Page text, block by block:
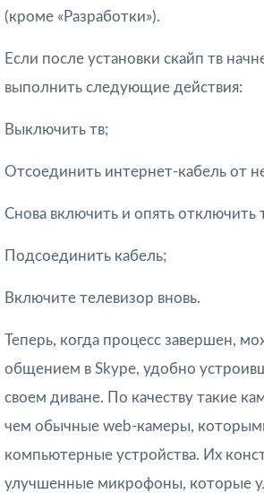
(кроме «Разработки»).
Если после установки скайп тв
выполнить следующие действия:
Выключить тв;
Отсоединить интернет-кабель от
Снова включить и опять отключить
Подсоединить кабель;
Включите телевизор вновь.
Теперь, когда процесс завершен,
общением в Skype, удобно
своем диване. По качеству такие
чем обычные web-камеры,
компьютерные устройства. Их
улучшенные микрофоны, которые